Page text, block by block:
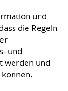
und
die Regeln
und
werden und